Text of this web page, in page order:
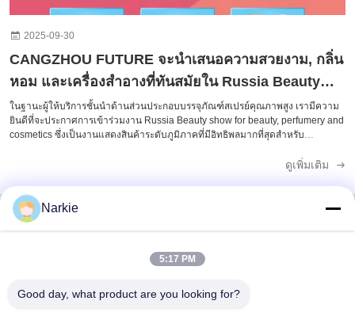
2025-09-30
CANGZHOU FUTURE จะนําเสนอความสวยงาม, กลิ่น
หอม และเครื่องสําอางที่ทันสมัยใน Russia Beauty
Show 2025
ในฐานะผู้ให้บริการชั้นนำด้านส่วนประกอบบรรจุภัณฑ์สเปรย์คุณภาพสูง เรามีความ
ยินดีที่จะประกาศการเข้าร่วมงาน Russia Beauty show for beauty, perfumery and
cosmetics ซึ่งเป็นงานแสดงสินค้าระดับภูมิภาคที่มีอิทธิพลมากที่สุดสำหรับ
อย่างอบอุ่นมาเยี่ยมชมบูธของเราและสัมผัสประสบการณ์โซลูชันสเปรย์ที่ล้ำสมัยของ
2025 ที่อยู่: มอสโก, Crocus Expo, Pavilion 3 ผลิตภัณฑ์เด่นของเรา​ ในงานแสดง
สินค้าปีนี้ เราจะจัดแสดงกลุ่มผลิตภัณฑ์หลักของเราที่ปรับแต่งสำหรับภาคส่วนความ
งาม การดูแลส่วนบุคคล และของใช้ในครัวเรือน โดยเน้นย้ำถึงความทนทาน ความ
หมายทางธุรกิจของคุณได้ สำหรับการสอบถามก่อนงานแสดงสินค้าหรือเพื่อนัดหมาย
ดูเพิ่มเติม
ที่อยู่
Narkie
5:17 PM
Good day, what product are you looking for?